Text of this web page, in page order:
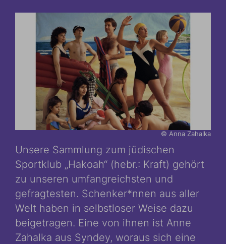
© Anna Zahalka
Unsere Sammlung zum jüdischen
Sportklub „Hakoah“ (hebr.: Kraft) gehört
zu unseren umfangreichsten und
gefragtesten. Schenker*nnen aus aller
Welt haben in selbstloser Weise dazu
beigetragen. Eine von ihnen ist Anne
Zahalka aus Syndey, woraus sich eine